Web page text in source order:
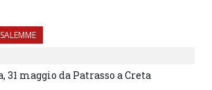
31 maggio da Patrasso a Creta